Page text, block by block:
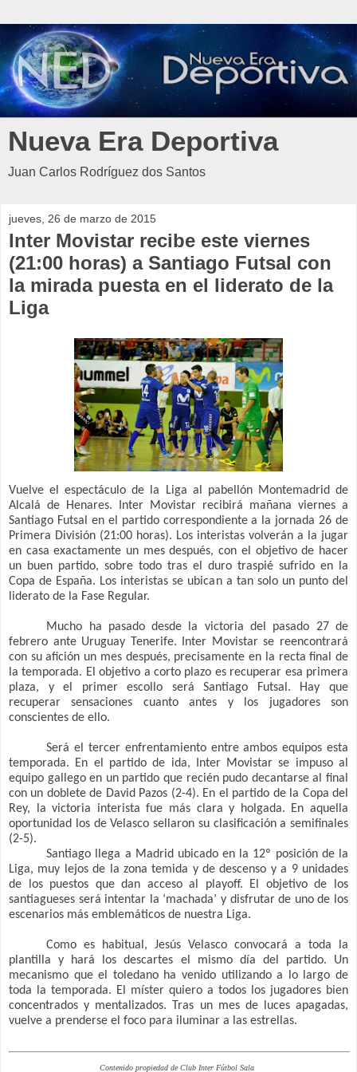
Nueva Era Deportiva
Juan Carlos Rodríguez dos Santos
jueves, 26 de marzo de 2015
Inter Movistar recibe este viernes
(21:00 horas) a Santiago Futsal con
la mirada puesta en el liderato de la
Liga
Vuelve el espectáculo de la Liga al pabellón Montemadrid de
Alcalá de Henares. Inter Movistar recibirá mañana viernes a
Santiago Futsal en el partido correspondiente a la jornada 26 de
Primera División (21:00 horas). Los interistas volverán a la jugar
en casa exactamente un mes después, con el objetivo de hacer
un buen partido, sobre todo tras el duro traspié sufrido en la
Copa de España. Los interistas se ubican a tan solo un punto del
liderato de la Fase Regular.
Mucho ha pasado desde la victoria del pasado 27 de
febrero ante Uruguay Tenerife. Inter Movistar se reencontrará
con su afición un mes después, precisamente en la recta final de
la temporada. El objetivo a corto plazo es recuperar esa primera
plaza, y el primer escollo será Santiago Futsal. Hay que
recuperar sensaciones cuanto antes y los jugadores son
conscientes de ello.
Será el tercer enfrentamiento entre ambos equipos esta
temporada. En el partido de ida, Inter Movistar se impuso al
equipo gallego en un partido que recién pudo decantarse al final
con un doblete de David Pazos (2-4). En el partido de la Copa del
Rey, la victoria interista fue más clara y holgada. En aquella
oportunidad los de Velasco sellaron su clasificación a semifinales
(2-5).
Santiago llega a Madrid ubicado en la 12º posición de la
Liga, muy lejos de la zona temida y de descenso y a 9 unidades
de los puestos que dan acceso al playoff. El objetivo de los
santiagueses será intentar la ‘machada’ y disfrutar de uno de los
escenarios más emblemáticos de nuestra Liga.
Como es habitual, Jesús Velasco convocará a toda la
plantilla y hará los descartes el mismo día del partido. Un
mecanismo que el toledano ha venido utilizando a lo largo de
toda la temporada. El míster quiero a todos los jugadores bien
concentrados y mentalizados. Tras un mes de luces apagadas,
vuelve a prenderse el foco para iluminar a las estrellas.
Contenido propiedad de Club Inter Fútbol Sala